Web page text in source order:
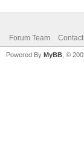
Forum Team
Powered By MyBB , ©